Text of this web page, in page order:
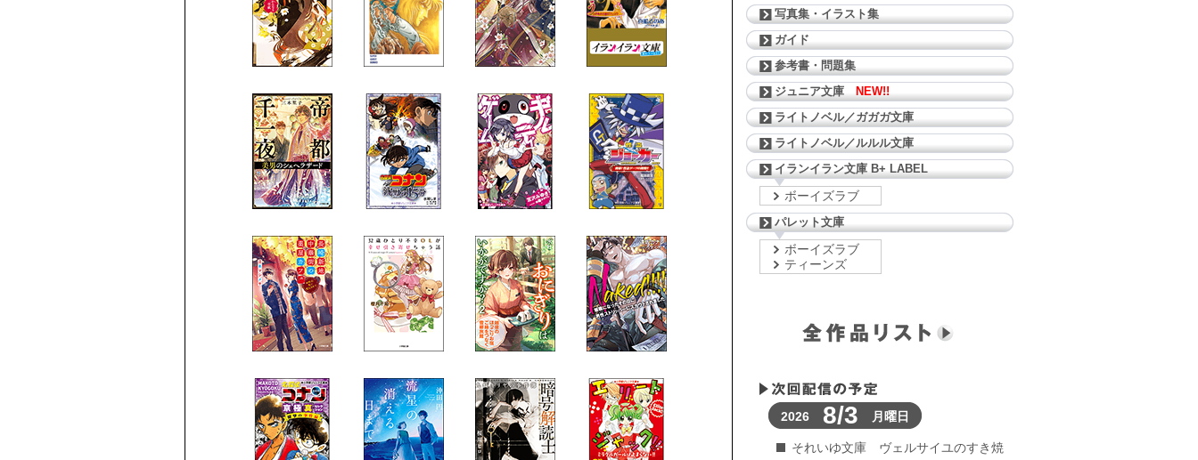
写真集・イラスト集
ガイド
参考書・問題集
ジュニア文庫
NEW!!
ライトノベル／ガガガ文庫
ライトノベル／ルルル文庫
イランイラン文庫 B+ LABEL
ボーイズラブ
パレット文庫
ボーイズラブ
ティーンズ
2026 8/3 月曜日
それいゆ文庫 ヴェルサイユのすき焼